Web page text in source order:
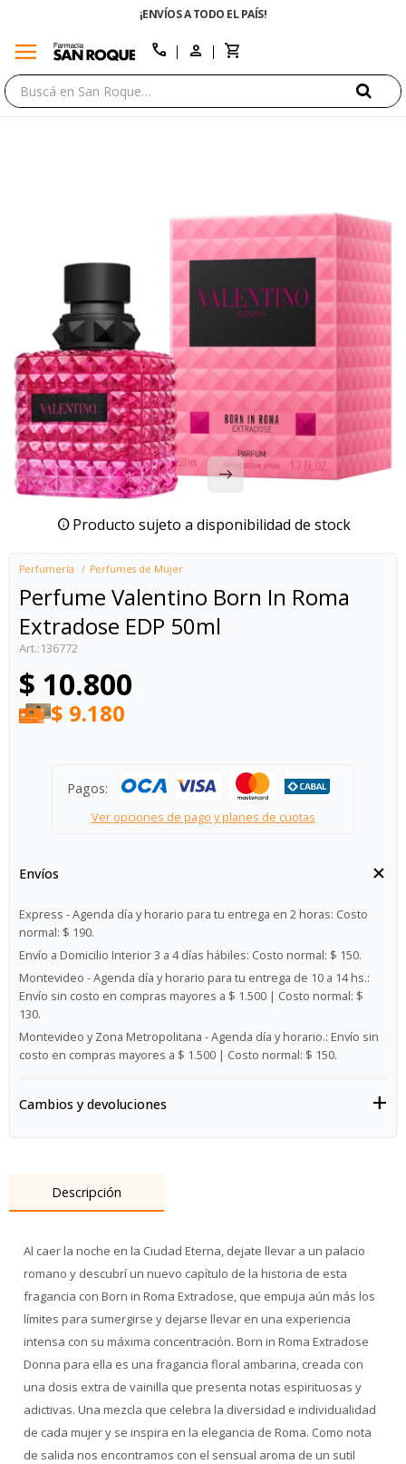
¡ENVÍOS A TODO EL PAÍS!
menu call
Producto sujeto a disponibilidad de stock
Perfumería Perfumes de Mujer
Perfume Valentino Born In Roma
Extradose EDP 50ml
136772
$ 10.800
$ 9.180
Pagos:
Ver opciones de pago y planes de cuotas
Envíos
Express - Agenda día y horario para tu entrega en 2 horas: Costo
normal: $ 190.
Envío a Domicilio Interior 3 a 4 días hábiles: Costo normal: $ 150.
Montevideo - Agenda día y horario para tu entrega de 10 a 14 hs.:
Envío sin costo en compras mayores a $ 1.500 | Costo normal: $
130.
Montevideo y Zona Metropolitana - Agenda día y horario.: Envío sin
costo en compras mayores a $ 1.500 | Costo normal: $ 150.
Cambios y devoluciones
Descripción
Al caer la noche en la Ciudad Eterna, dejate llevar a un palacio
romano y descubrí un nuevo capítulo de la historia de esta
fragancia con Born in Roma Extradose, que empuja aún más los
límites para sumergirse y dejarse llevar en una experiencia
intensa con su máxima concentración. Born in Roma Extradose
Donna para ella es una fragancia floral ambarina, creada con
una dosis extra de vainilla que presenta notas espirituosas y
adictivas. Una mezcla que celebra la diversidad e individualidad
de cada mujer y se inspira en la elegancia de Roma. Como nota
de salida nos encontramos con el sensual aroma de un sutil
close